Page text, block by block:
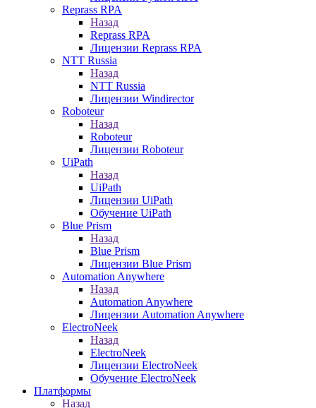
Reprass RPA
Назад
Reprass RPA
Лицензии Reprass RPA
NTT Russia
Назад
NTT Russia
Лицензии Windirector
Roboteur
Назад
Roboteur
Лицензии Roboteur
UiPath
Назад
UiPath
Лицензии UiPath
Обучение UiPath
Blue Prism
Назад
Blue Prism
Лицензии Blue Prism
Automation Anywhere
Назад
Automation Anywhere
Лицензии Automation Anywhere
ElectroNeek
Назад
ElectroNeek
Лицензии ElectroNeek
Обучение ElectroNeek
Платформы
Назад